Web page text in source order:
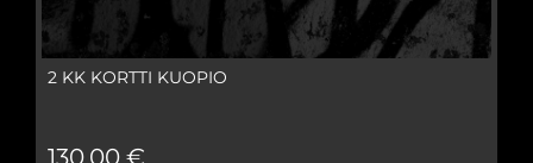
2 KK KORTTI KUOPIO
130,00 €